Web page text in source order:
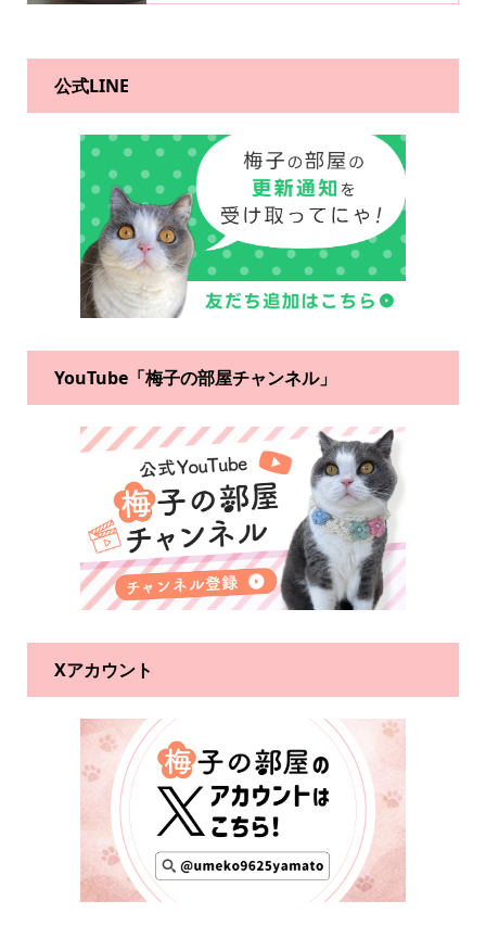
公式LINE
YouTube「梅子の部屋チャンネル」
Xアカウント